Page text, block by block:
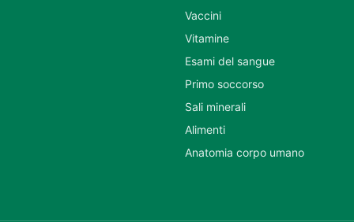
Vaccini
Vitamine
Esami del sangue
Primo soccorso
Sali minerali
Alimenti
Anatomia corpo umano